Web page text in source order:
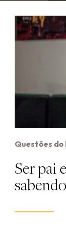
Questões do
Ser pai
sabendo